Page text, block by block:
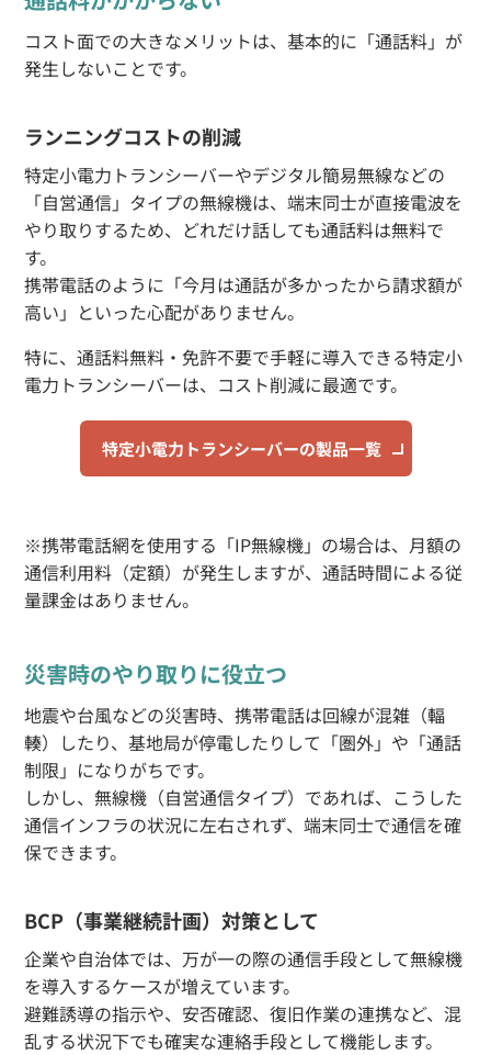
コスト面での大きなメリットは、基本的に「通話料」が
発生しないことです。
ランニングコストの削減
特定小電力トランシーバーやデジタル簡易無線などの
「自営通信」タイプの無線機は、端末同士が直接電波を
やり取りするため、どれだけ話しても通話料は無料で
す。
携帯電話のように「今月は通話が多かったから請求額が
高い」といった心配がありません。
特に、通話料無料・免許不要で手軽に導入できる特定小
電力トランシーバーは、コスト削減に最適です。
特定小電力トランシーバーの製品一覧
※携帯電話網を使用する「IP無線機」の場合は、月額の
通信利用料（定額）が発生しますが、通話時間による従
量課金はありません。
災害時のやり取りに役立つ
地震や台風などの災害時、携帯電話は回線が混雑（輻
輳）したり、基地局が停電したりして「圏外」や「通話
制限」になりがちです。
しかし、無線機（自営通信タイプ）であれば、こうした
通信インフラの状況に左右されず、端末同士で通信を確
保できます。
BCP（事業継続計画）対策として
企業や自治体では、万が一の際の通信手段として無線機
を導入するケースが増えています。
避難誘導の指示や、安否確認、復旧作業の連携など、混
乱する状況下でも確実な連絡手段として機能します。